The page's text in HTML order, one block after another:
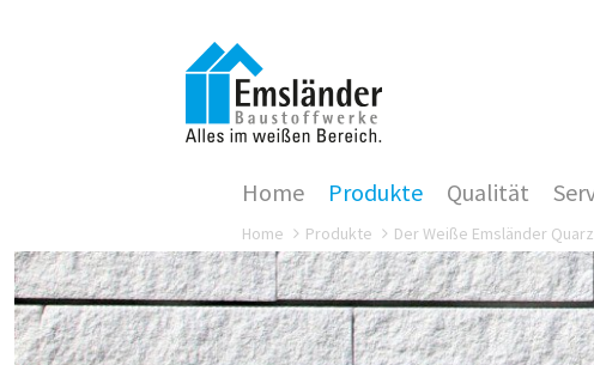
Home Produkte Qualität
Home Produkte Der Weiße Emsländer